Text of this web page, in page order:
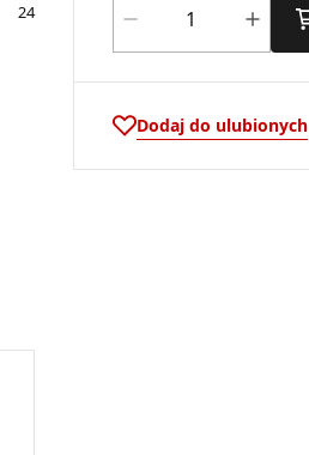
24
Dodaj do ulubionych